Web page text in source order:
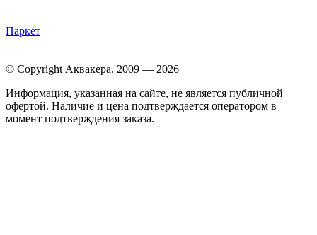
Паркет
© Copyright Аквакера. 2009 — 2026
Информация, указанная на сайте, не является публичной
офертой. Наличие и цена подтверждается оператором в
момент подтверждения заказа.